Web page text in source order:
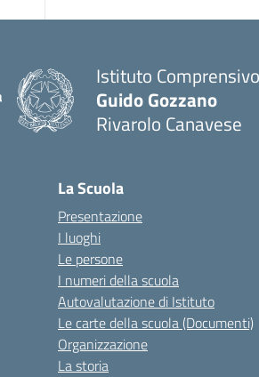
Istituto Comprensivo
Guido Gozzano
Rivarolo Canavese
La Scuola
Presentazione
I luoghi
Le persone
I numeri della scuola
Autovalutazione di Istituto
Le carte della scuola (Documenti)
Organizzazione
La storia